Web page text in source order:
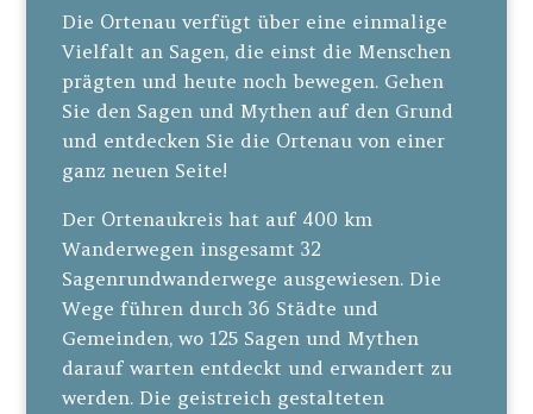
Die Ortenau verfügt über eine einmalige
Vielfalt an Sagen, die einst die Menschen
prägten und heute noch bewegen. Gehen
Sie den Sagen und Mythen auf den Grund
und entdecken Sie die Ortenau von einer
ganz neuen Seite!
Der Ortenaukreis hat auf 400 km
Wanderwegen insgesamt 32
Sagenrundwanderwege ausgewiesen. Die
Wege führen durch 36 Städte und
Gemeinden, wo 125 Sagen und Mythen
darauf warten entdeckt und erwandert zu
werden. Die geistreich gestalteten